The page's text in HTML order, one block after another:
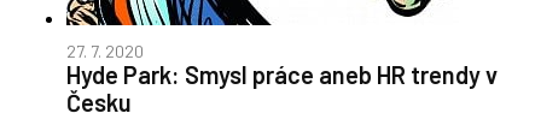
27. 7. 2020
Hyde Park: Smysl práce aneb HR trendy v
Česku